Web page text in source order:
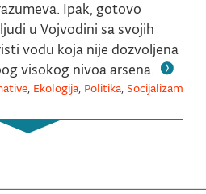
Ipak, gotovo
u Vojvodini sa svojih
vodu koja nije dozvoljena
visokog nivoa arsena.
, Ekologija, Politika, Socijalizam